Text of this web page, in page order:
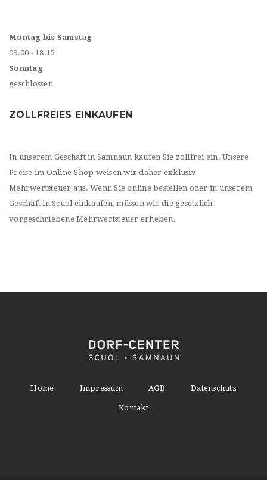
Montag bis Samstag
09.00 - 18.15
Sonntag
geschlossen
ZOLLFREIES EINKAUFEN
In unserem Geschäft in Samnaun kaufen Sie zollfrei ein. Unsere
Preise im Online-Shop weisen wir daher exklusiv
Mehrwertsteuer aus. Wenn Sie online bestellen oder in unserem
Geschäft in Scuol einkaufen, müssen wir die gesetzlich
vorgeschriebene Mehrwertsteuer erheben.
Home Impressum AGB Datenschutz
Kontakt